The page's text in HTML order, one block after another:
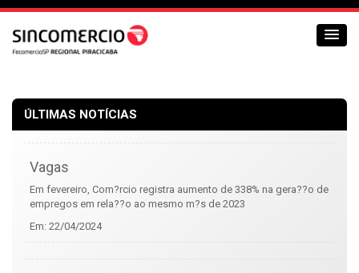
ÚLTIMAS NOTÍCIAS
Vagas
Em fevereiro, Com?rcio registra aumento de 338% na gera??o de
empregos em rela??o ao mesmo m?s de 2023
Em: 22/04/2024